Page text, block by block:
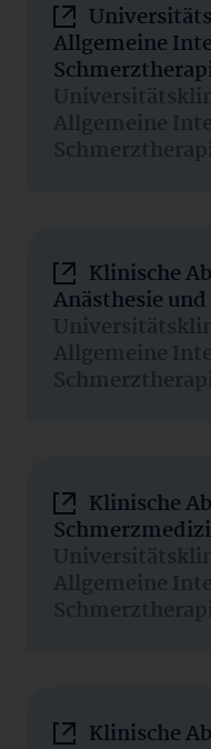
Allgemeine
Allgemeine
Klinische
Anästhesie
Allgemeine
Klinische
Allgemeine
Klinische